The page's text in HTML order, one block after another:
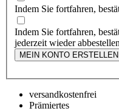
Indem Sie fortfahren,
Indem Sie fortfahren,
jederzeit wieder
MEIN KONTO ERSTELLEN
versandkostenfrei
Prämiertes